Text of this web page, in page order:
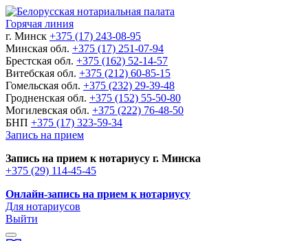
Горячая линия
г. Минск +375 (17) 243-08-95
Минская обл. +375 (17) 251-07-94
Брестская обл. +375 (162) 52-14-57
Витебская обл. +375 (212) 60-85-15
Гомельская обл. +375 (232) 29-39-48
Гродненская обл. +375 (152) 55-50-80
Могилевская обл. +375 (222) 76-48-50
БНП +375 (17) 323-59-34
Запись на прием
Запись на прием к нотариусу г. Минска
+375 (29) 114-45-45
Онлайн-запись на прием к нотариусу
Для нотариусов
Выйти